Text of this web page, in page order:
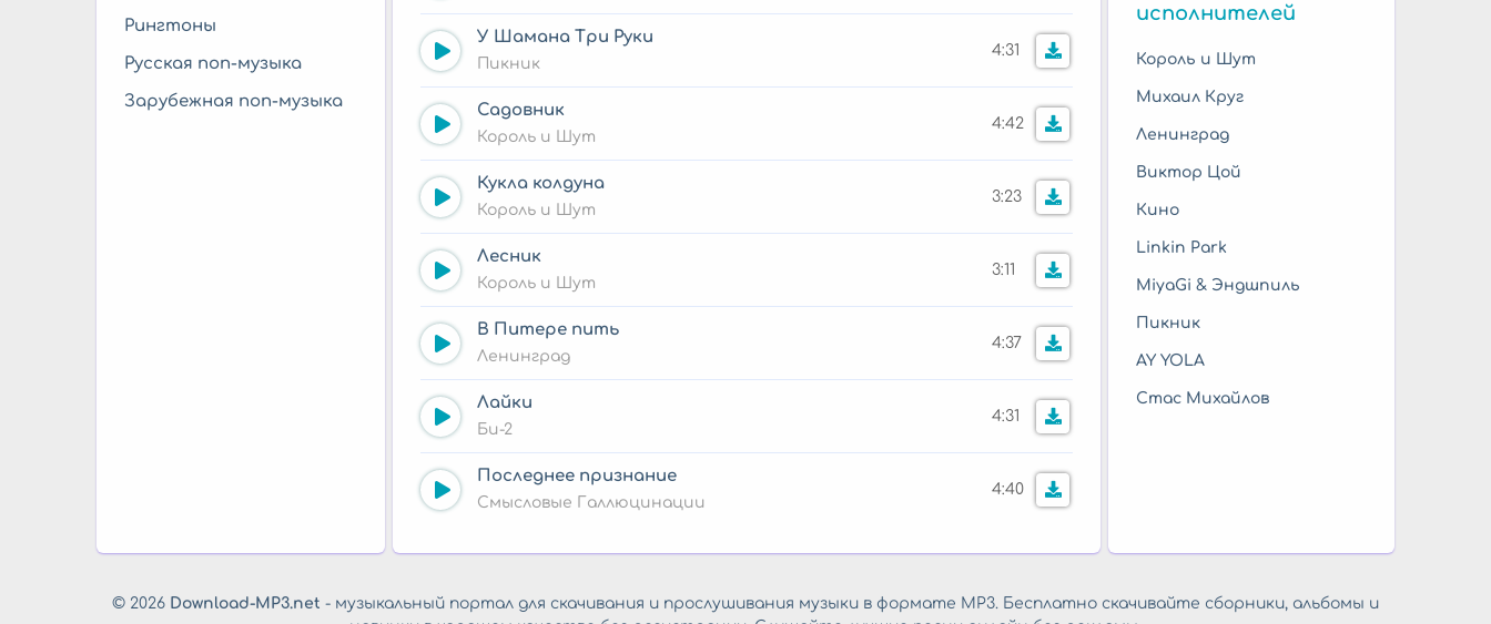
Рингтоны
Русская поп-музыка
Зарубежная поп-музыка
У Шамана Три Руки
Пикник
4:31
Садовник
Король и Шут
4:42
Кукла колдуна
Король и Шут
3:23
Лесник
Король и Шут
3:11
В Питере пить
Ленинград
4:37
Лайки
Би-2
4:31
Последнее признание
Смысловые Галлюцинации
4:40
исполнителей
Король и Шут
Михаил Круг
Ленинград
Виктор Цой
Кино
Linkin Park
MiyaGi & Эндшпиль
Пикник
AY YOLA
Стас Михайлов
© 2026 Download-MP3.net - музыкальный портал для скачивания и прослушивания музыки в формате MP3. Бесплатно скачивайте сборники, альбомы и